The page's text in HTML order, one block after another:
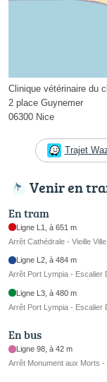
Clinique vétérinaire du
2 place Guynemer
06300 Nice
Trajet
Venir en
En tram
Ligne L1, à 651 m
Arrêt Cathédrale - Vieille
Ligne L2, à 484 m
Arrêt Port Lympia - Escalier
Ligne L3, à 480 m
Arrêt Port Lympia - Escalier
En bus
Ligne 98, à 42 m
Arrêt Monument aux Morts